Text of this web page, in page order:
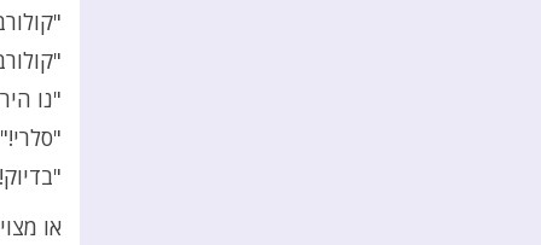
"נו
"סלרי!"
או